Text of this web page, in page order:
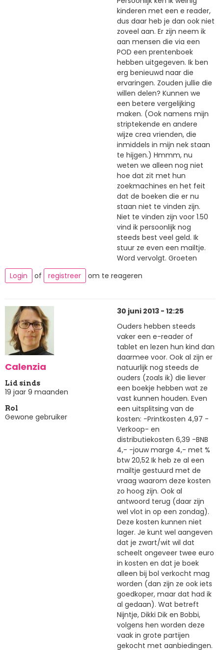
kinderen met een e reader,
dus daar heb je dan ook niet
zoveel aan. Er zijn neem ik
aan mensen die via een
POD een prentenboek
hebben uitgegeven. Ik ben
erg benieuwd naar die
ervaringen. Zouden jullie die
willen delen? Kunnen we
een betere vergelijking
maken. (Ook namens mijn
striptekende en andere
wijze crea vrienden, die
inmiddels in mijn nek staan
te hijgen.) Hmmm, nu
weten we alleen nog niet
hoe dat zit met hun
zoekmachines en het feit
dat de boeken die er nu
staan niet te vinden zijn.
Niet te vinden zijn voor 1.50
vind ik persoonlijk nog
steeds best veel geld. Ik
stuur ze even een mailtje.
Word vervolgt. Groeten
Login
of registreer om te reageren
Calenzia
Lid sinds
19 jaar 9 maanden
Rol
Gewone gebruiker
30 juni 2013 - 12:25
Ouders hebben steeds
vaker een e-reader of
tablet en lezen hun kind dan
daarmee voor. Ook al zijn er
natuurlijk nog steeds de
ouders (zoals ik) die liever
een boekje hebben wat ze
vast kunnen houden. Even
een uitsplitsing van de
kosten: -Printkosten 4,97 -
Verkoop- en
distributiekosten 6,39 -BNB
4,- -jouw marge 4,- met %
btw 20,52 Ik heb ze al een
mailtje gestuurd met de
vraag waarom deze kosten
zo hoog zijn. Ook al
antwoord terug (daar zijn
wel vlot in op een zondag).
Deze kosten kunnen niet
lager. Je kunt wel aangeven
dat je zwart/wit wil dat
scheelt ongeveer twee euro
in kosten en dat je boek
alleen bij bol verkocht mag
worden (dan zijn ze ook iets
goedkoper, maar dat had ik
al gedaan). Wat betreft
Nijntje, Dikki Dik en Bobbi,
volgens hen worden deze
vaak in grote partijen
gekocht met aanbiedingen.